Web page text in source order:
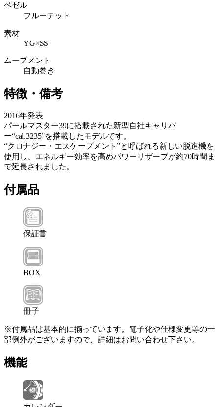
ベゼル
フルーテット
素材
YG×SS
ムーブメント
自動巻き
特徴・備考
2016年発表
パールマスター39に搭載された新型自社キャリバ
ー“cal.3235”を搭載したモデルです。
“クロナジー・エスケープメント”と呼ばれる新しい脱進機を
使用し、エネルギー効率を高めパワーリザーブが約70時間ま
で延長されました。
付属品
保証書
BOX
冊子
※付属品は基本的に揃っています。電子化や仕様変更等の一
部例外がございますので、詳細はお問い合わせ下さい。
機能